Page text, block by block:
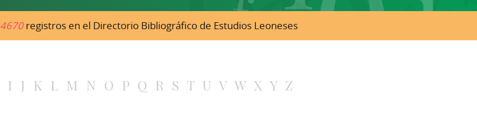
4670registros en el Directorio Bibliográfico de Estudios Leoneses
I J K L M N O P Q R S T U V W X Y Z